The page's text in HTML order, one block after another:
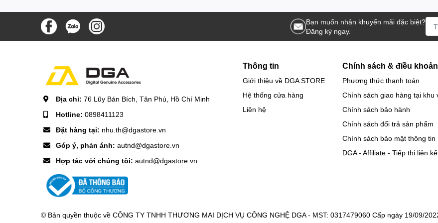
Bạn muốn nhận khuyến mãi đặc biệt?
Đăng ký ngay.
Địa chỉ: 76 Lũy Bán Bích, Tân Phú, Hồ Chí Minh
Hotline: 0898411123
Đặt hàng tại: nhu.th@dgastore.vn
Góp ý, phản ánh: autnd@dgastore.vn
Hợp tác với chúng tôi: autnd@dgastore.vn
Thông tin
Giới thiệu về DGA STORE
Hệ thống cửa hàng
Liên hệ
Chính sách & điều khoản
Phương thức thanh toán
Chính sách giao hàng tại khu
Chính sách bảo hành
Chính sách đổi trả sản phẩm
Chính sách bảo mật thông tin
DGA - Affiliate - Tiếp thị liên
© Bản quyền thuộc về CÔNG TY TNHH THƯƠNG MẠI DỊCH VỤ CÔNG NGHỆ DGA - MST: 0317479060 Cấp ngày 19/09/